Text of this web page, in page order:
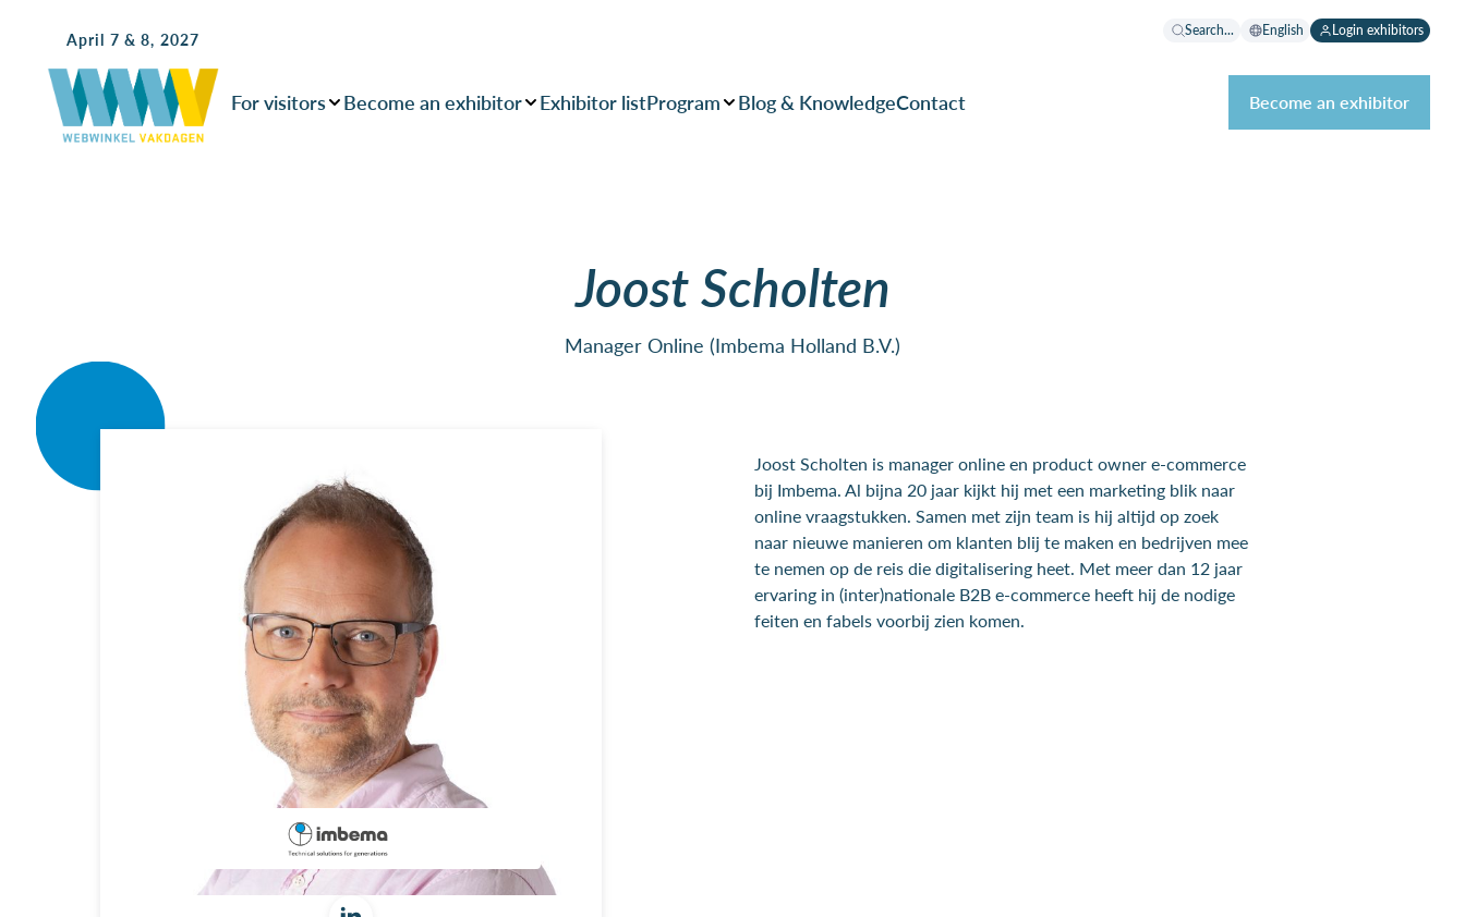
Search... English Login exhibitors
April 7 & 8, 2027
For visitors Become an exhibitor Exhibitor listProgram Blog & KnowledgeContact Become an exhibitor
Joost Scholten
Manager Online (Imbema Holland B.V.)
Joost Scholten is manager online en product owner e-commerce
bij Imbema. Al bijna 20 jaar kijkt hij met een marketing blik naar
online vraagstukken. Samen met zijn team is hij altijd op zoek
naar nieuwe manieren om klanten blij te maken en bedrijven mee
te nemen op de reis die digitalisering heet. Met meer dan 12 jaar
ervaring in (inter)nationale B2B e-commerce heeft hij de nodige
feiten en fabels voorbij zien komen.